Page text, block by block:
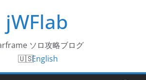
jWFlab
ソロ攻略ブログ
English